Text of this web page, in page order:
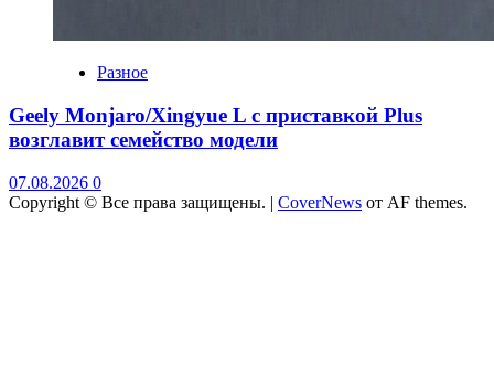
Разное
Geely Monjaro/Xingyue L с приставкой Plus
возглавит семейство модели
07.08.2026 0
Copyright © Все права защищены. | CoverNews от AF themes.